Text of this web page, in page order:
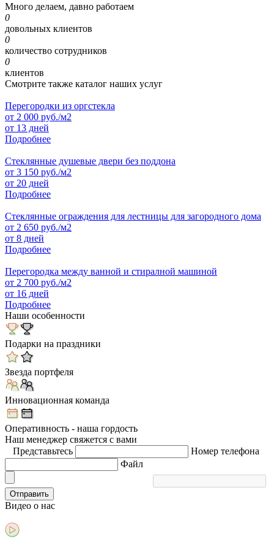
Много делаем, давно работаем
0
довольных клиентов
0
количество сотрудников
0
клиентов
Смотрите также каталог наших услуг
Перегородки из оргстекла
от 2 000 руб./м2
от 13 дней
Подробнее
Стеклянные душевые двери без поддона
от 3 150 руб./м2
от 20 дней
Подробнее
Стеклянные ограждения для лестницы для загородного дома
от 2 650 руб./м2
от 8 дней
Подробнее
Перегородка между ванной и стиралной машиной
от 2 700 руб./м2
от 16 дней
Подробнее
Наши особенности
Подарки на праздники
Звезда портфеля
Инновационная команда
Оперативность - наша гордость
Наш менеджер свяжется с вами
Представьтесь
Номер телефона
Файл
Отправить
Видео о нас